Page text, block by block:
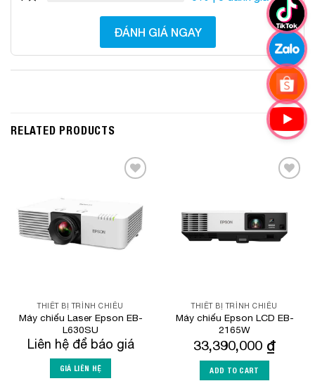
ĐÁNH GIÁ NGAY
RELATED PRODUCTS
THIẾT BỊ TRÌNH CHIẾU
Máy chiếu Laser Epson EB-
L630SU
Liên hệ để báo giá
GIÁ LIÊN HỆ
THIẾT BỊ TRÌNH CHIẾU
Máy chiếu Epson LCD EB-
2165W
33,390,000 ₫
ADD TO CART